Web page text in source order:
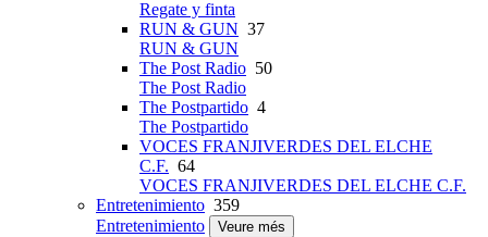
Regate y finta
RUN & GUN 37
RUN & GUN
The Post Radio 50
The Post Radio
The Postpartido 4
The Postpartido
VOCES FRANJIVERDES DEL ELCHE
C.F. 64
VOCES FRANJIVERDES DEL ELCHE C.F.
Entretenimiento 359
Entretenimiento
Veure més